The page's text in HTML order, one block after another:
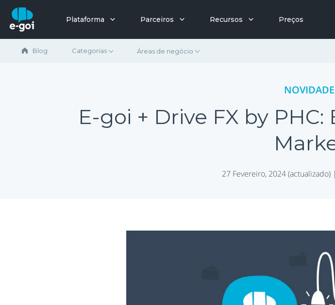
Ir para o conteúdo
Plataforma Parceiros Recursos Preços
Blog Categorias Áreas de negócio
E-goi + Drive FX by
27 Fevereiro, 2024 (actualizado) |